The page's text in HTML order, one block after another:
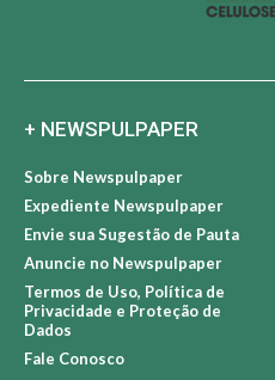
+ NEWSPULPAPER
Sobre Newspulpaper
Expediente Newspulpaper
Envie sua Sugestão de Pauta
Anuncie no Newspulpaper
Termos de Uso, Política de
Privacidade e Proteção de
Dados
Fale Conosco